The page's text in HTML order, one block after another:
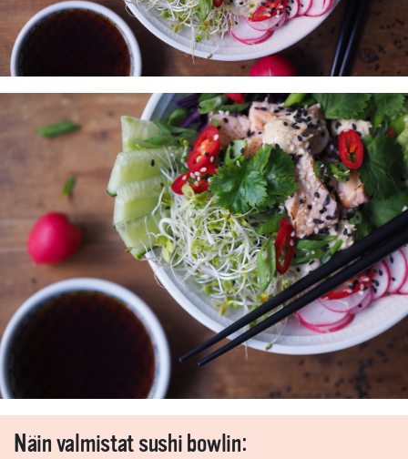
Näin valmistat sushi bowlin: